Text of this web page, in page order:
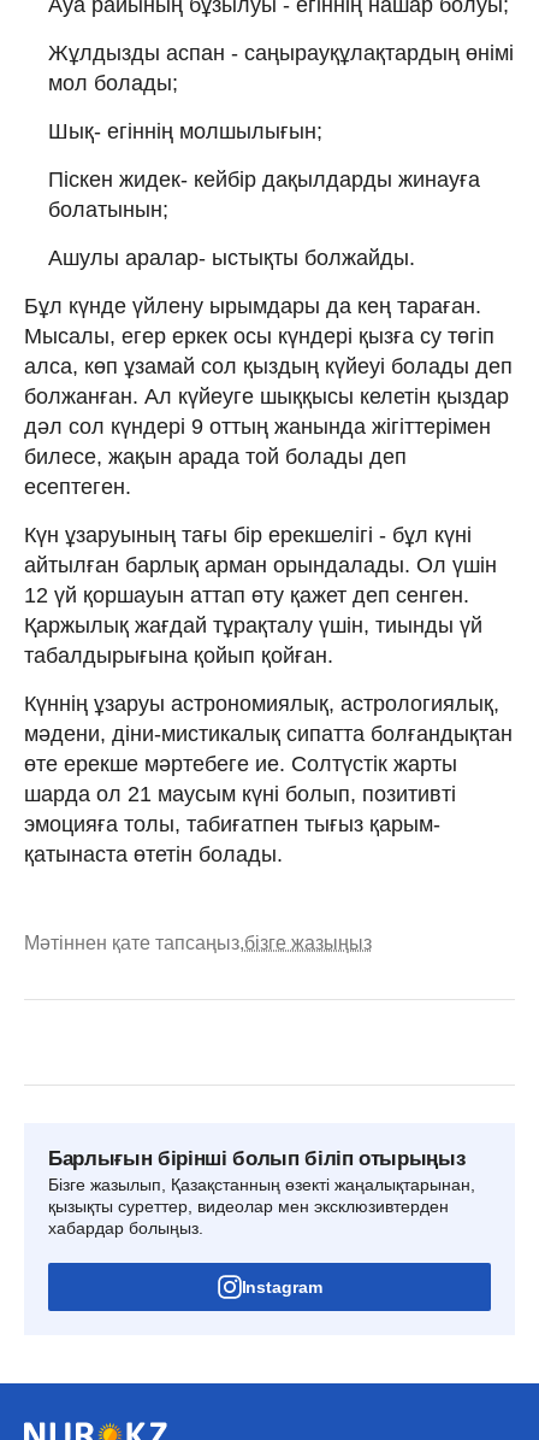
Ауа райының бұзылуы - егіннің нашар болуы;
Жұлдызды аспан - саңырауқұлақтардың өнімі
мол болады;
Шық- егіннің молшылығын;
Піскен жидек- кейбір дақылдарды жинауға
болатынын;
Ашулы аралар- ыстықты болжайды.
Бұл күнде үйлену ырымдары да кең тараған.
Мысалы, егер еркек осы күндері қызға су төгіп
алса, көп ұзамай сол қыздың күйеуі болады деп
болжанған. Ал күйеуге шыққысы келетін қыздар
дәл сол күндері 9 оттың жанында жігіттерімен
билесе, жақын арада той болады деп
есептеген.
Күн ұзаруының тағы бір ерекшелігі - бұл күні
айтылған барлық арман орындалады. Ол үшін
12 үй қоршауын аттап өту қажет деп сенген.
Қаржылық жағдай тұрақталу үшін, тиынды үй
табалдырығына қойып қойған.
Күннің ұзаруы астрономиялық, астрологиялық,
мәдени, діни-мистикалық сипатта болғандықтан
өте ерекше мәртебеге ие. Солтүстік жарты
шарда ол 21 маусым күні болып, позитивті
эмоцияға толы, табиғатпен тығыз қарым-
қатынаста өтетін болады.
Мәтіннен қате тапсаңыз,бізге жазыңыз
Барлығын бірінші болып біліп отырыңыз
Бізге жазылып, Қазақстанның өзекті жаңалықтарынан,
қызықты суреттер, видеолар мен эксклюзивтерден
хабардар болыңыз.
Instagram